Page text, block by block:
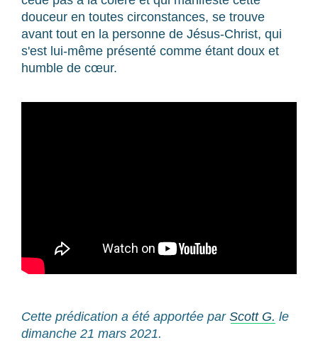
douceur en toutes circonstances, se trouve
avant tout en la personne de Jésus-Christ, qui
s'est lui-même présenté comme étant doux et
humble de cœur.
Cette prédication a été apportée par Scott G. le
dimanche 21 mars 2021.